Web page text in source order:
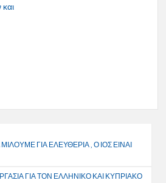
και
ΓΙΑ ΕΛΕΥΘΕΡΙΑ , Ο ΙΟΣ ΕΙΝΑΙ
ΓΙΑ ΤΟΝ ΕΛΛΗΝΙΚΟ ΚΑΙ ΚΥΠΡΙΑΚΟ